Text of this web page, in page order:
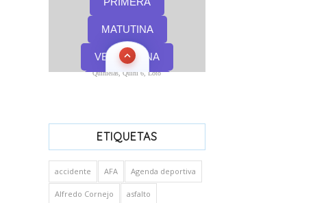
Quinielas, Quini 6, Loto
ETIQUETAS
accidente AFA Agenda deportiva
Alfredo Cornejo asfalto